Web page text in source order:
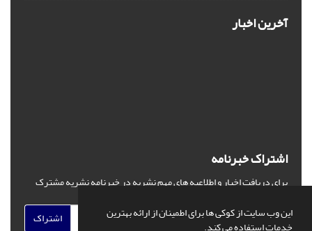
این وب سایت از کوکی ها برای اطمینان از ارائه بهترین
خدمات استفاده می کند.
آخرین اخبار
اشتراک خبرنامه
برای دریافت اخبار و اطلاعیه های مهم نشریه در خبرنامه نشریه مشترک
اشتراک